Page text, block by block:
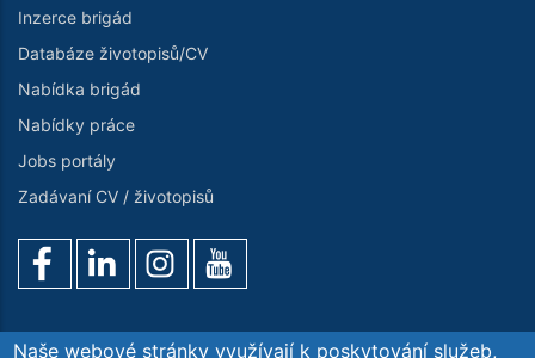
Inzerce brigád
Databáze životopisů/CV
Nabídka brigád
Nabídky práce
Jobs portály
Zadávaní CV / životopisů
Naše webové stránky využívají k poskytování služeb,